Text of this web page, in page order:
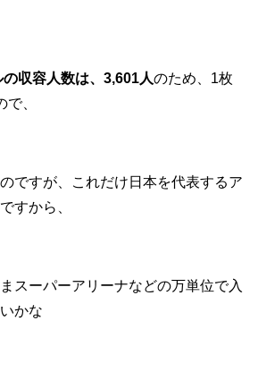
収容人数は、3,601人のため、1枚
、
ですが、これだけ日本を代表するア
すから、
スーパーアリーナなどの万単位で入
かな